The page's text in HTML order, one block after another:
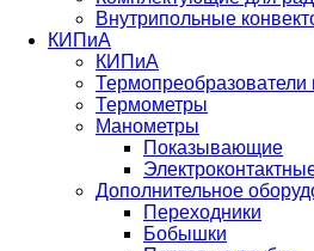
Внутрипольные
КИПиА
КИПиА
Термометры
Манометры
Показывающие
Дополнительное
Переходники
Бобышки